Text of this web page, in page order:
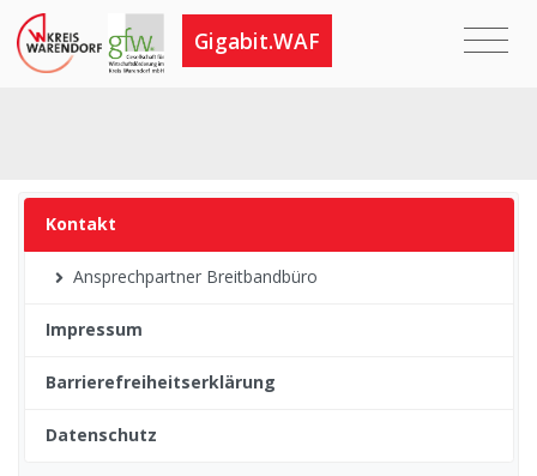
Gigabit.WAF
Untermenüpunkte im aktuellen Bereich
Kontakt
Ansprechpartner Breitbandbüro
Impressum
Barrierefreiheitserklärung
Datenschutz